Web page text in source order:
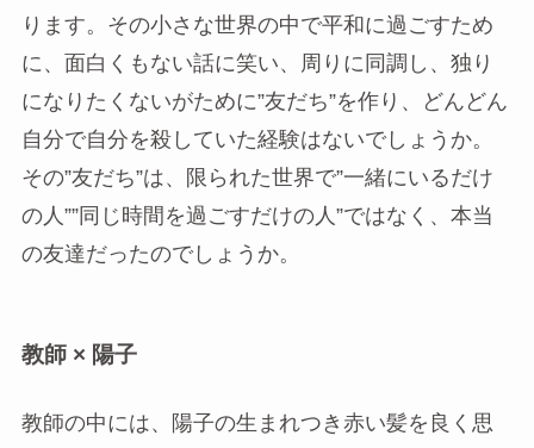
ります。その小さな世界の中で平和に過ごすため
に、面白くもない話に笑い、周りに同調し、独り
になりたくないがために”友だち”を作り、どんどん
自分で自分を殺していた経験はないでしょうか。
その”友だち”は、限られた世界で”一緒にいるだけ
の人””同じ時間を過ごすだけの人”ではなく、本当
の友達だったのでしょうか。
教師 × 陽子
教師の中には、陽子の生まれつき赤い髪を良く思